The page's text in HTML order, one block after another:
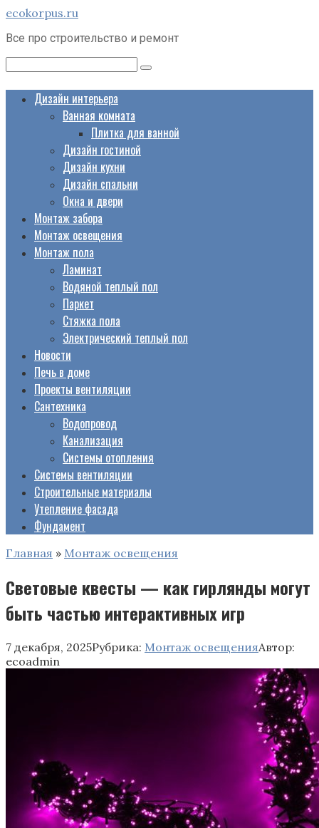
Перейти
контенту
ecokorpus.ru
Все про строительство и ремонт
Дизайн интерьера
Ванная комната
Плитка для ванной
Дизайн гостиной
Дизайн кухни
Дизайн спальни
Окна и двери
Монтаж забора
Монтаж освещения
Монтаж пола
Ламинат
Водяной теплый пол
Паркет
Стяжка пола
Электрический теплый пол
Новости
Печь в доме
Проекты вентиляции
Сантехника
Водопровод
Канализация
Системы отопления
Системы вентиляции
Строительные материалы
Утепление фасада
Фундамент
Главная » Монтаж освещения
Световые квесты — как гирлянды могут
быть частью интерактивных игр
7 декабря, 2025Рубрика: Монтаж освещенияАвтор:
ecoadmin